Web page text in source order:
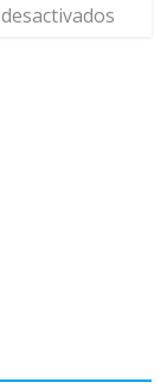
desactivados